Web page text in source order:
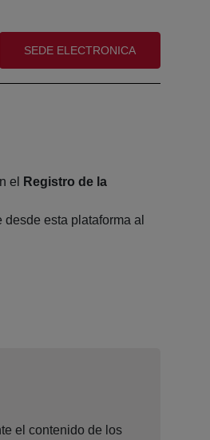
(abre en nueva ventana)
SEDE ELECTRONICA
el
Registro de la
esta plataforma al
el contenido de los